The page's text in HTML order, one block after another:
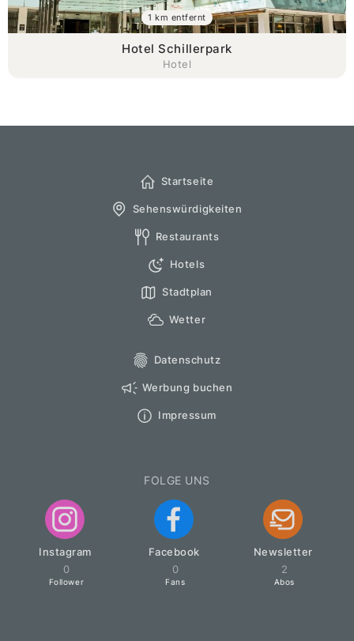
Hotel Schillerpark
Hotel
1 km entfernt
Startseite
Sehenswürdigkeiten
Restaurants
Hotels
Stadtplan
Wetter
Datenschutz
Werbung buchen
Impressum
FOLGE UNS
Instagram
0
Follower
Facebook
0
Fans
Newsletter
2
Abos